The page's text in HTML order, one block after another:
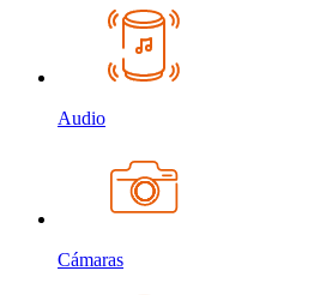
Audio
Cámaras